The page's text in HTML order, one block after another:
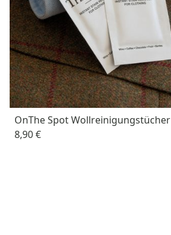
OnThe Spot Wollreinigungstücher
8,90 €